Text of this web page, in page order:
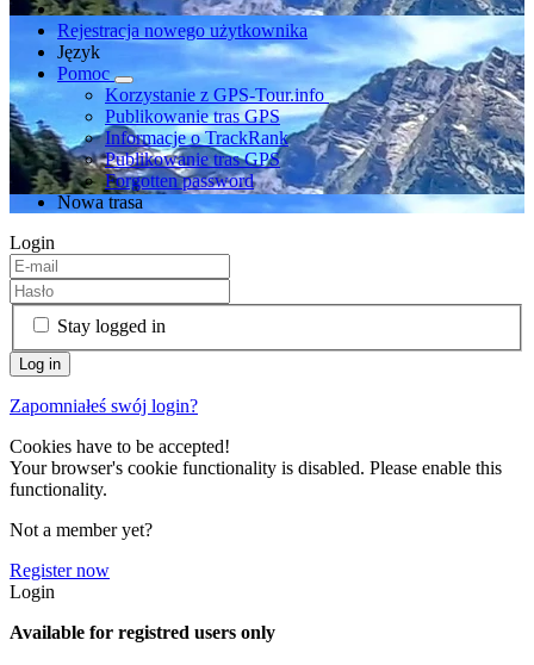
Rejestracja nowego użytkownika
Język
Pomoc
Korzystanie z GPS-Tour.info
Publikowanie tras GPS
Informacje o TrackRank
Publikowanie tras GPS
Forgotten password
Nowa trasa
Login
Stay logged in
Zapomniałeś swój login?
Cookies have to be accepted!
Your browser's cookie functionality is disabled. Please enable this
functionality.
Not a member yet?
Register now
Login
Available for registred users only